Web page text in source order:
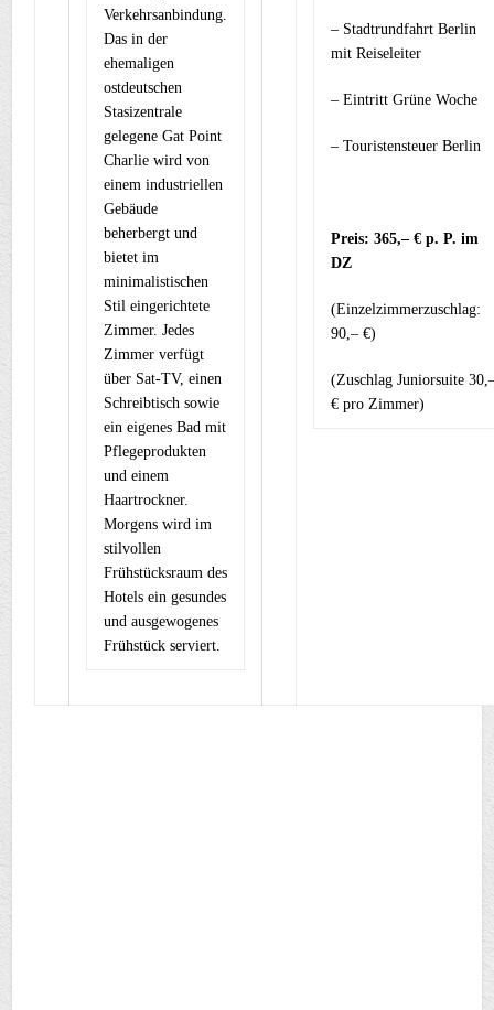
Verkehrsanbindung.
Das in der
ehemaligen
ostdeutschen
Stasizentrale
gelegene Gat Point
Charlie wird von
einem industriellen
Gebäude
beherbergt und
bietet im
minimalistischen
Stil eingerichtete
Zimmer. Jedes
Zimmer verfügt
über Sat-TV, einen
Schreibtisch sowie
ein eigenes Bad mit
Pflegeprodukten
und einem
Haartrockner.
Morgens wird im
stilvollen
Frühstücksraum des
Hotels ein gesundes
und ausgewogenes
Frühstück serviert.
– Stadtrundfahrt Berlin
mit Reiseleiter
– Eintritt Grüne Woche
– Touristensteuer Berlin
Preis: 365,– € p. P. im
DZ
(Einzelzimmerzuschlag:
90,– €)
(Zuschlag Juniorsuite
€ pro Zimmer)